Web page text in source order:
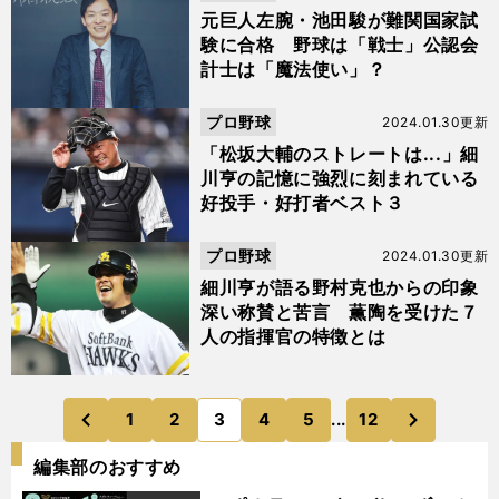
元巨人左腕・池田駿が難関国家試
験に合格 野球は「戦士」公認会
計士は「魔法使い」？
「松坂大輔のストレートは...」細
川亨の記憶に強烈に刻まれている
好投手・好打者ベスト３
2024.01.30更新
プロ野球
細川亨が語る野村克也からの印象
深い称賛と苦言 薫陶を受けた７
人の指揮官の特徴とは
2024.01.30更新
プロ野球
前
のページへ
1 2 3 4 5 ... 12
編集部のおすすめ